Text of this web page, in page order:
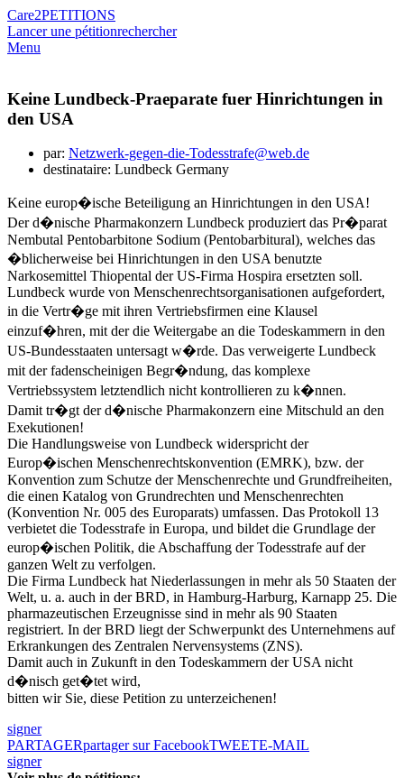
Care2PETITIONS
Lancer une pétitionrechercher
Menu
Keine Lundbeck-Praeparate fuer Hinrichtungen in
den USA
par: Netzwerk-gegen-die-Todesstrafe@web.de
destinataire: Lundbeck Germany
Keine europ�ische Beteiligung an Hinrichtungen in den USA!
Der d�nische Pharmakonzern Lundbeck produziert das Pr�parat
Nembutal Pentobarbitone Sodium (Pentobarbitural), welches das
�blicherweise bei Hinrichtungen in den USA benutzte
Narkosemittel Thiopental der US-Firma Hospira ersetzten soll.
Lundbeck wurde von Menschenrechtsorganisationen aufgefordert,
in die Vertr�ge mit ihren Vertriebsfirmen eine Klausel
einzuf�hren, mit der die Weitergabe an die Todeskammern in den
US-Bundesstaaten untersagt w�rde. Das verweigerte Lundbeck
mit der fadenscheinigen Begr�ndung, das komplexe
Vertriebssystem letztendlich nicht kontrollieren zu k�nnen.
Damit tr�gt der d�nische Pharmakonzern eine Mitschuld an den
Exekutionen!
Die Handlungsweise von Lundbeck widerspricht der
Europ�ischen Menschenrechtskonvention (EMRK), bzw. der
Konvention zum Schutze der Menschenrechte und Grundfreiheiten,
die einen Katalog von Grundrechten und Menschenrechten
(Konvention Nr. 005 des Europarats) umfassen. Das Protokoll 13
verbietet die Todesstrafe in Europa, und bildet die Grundlage der
europ�ischen Politik, die Abschaffung der Todesstrafe auf der
ganzen Welt zu verfolgen.
Die Firma Lundbeck hat Niederlassungen in mehr als 50 Staaten der
Welt, u. a. auch in der BRD, in Hamburg-Harburg, Karnapp 25. Die
pharmazeutischen Erzeugnisse sind in mehr als 90 Staaten
registriert. In der BRD liegt der Schwerpunkt des Unternehmens auf
Erkrankungen des Zentralen Nervensystems (ZNS).
Damit auch in Zukunft in den Todeskammern der USA nicht
d�nisch get�tet wird,
bitten wir Sie, diese Petition zu unterzeichenen!
signer
PARTAGERpartager sur FacebookTWEETE-MAIL
signer